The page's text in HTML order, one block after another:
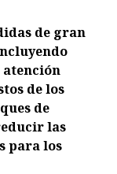
de gran
atención
de los
de
las
para los